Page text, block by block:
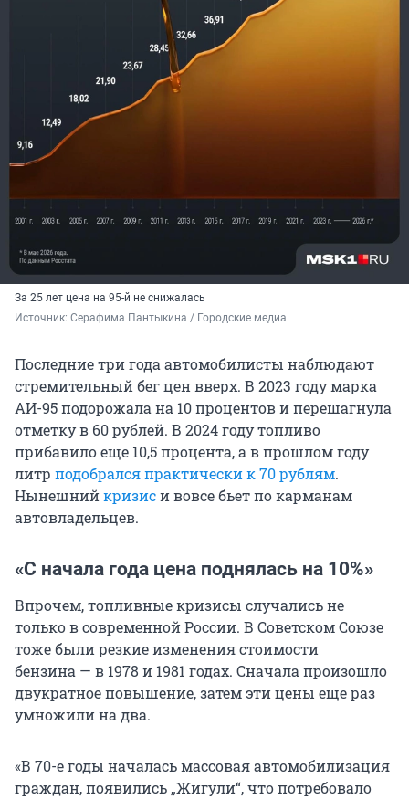
За 25 лет цена на 95-й не снижалась
Источник: Серафима Пантыкина / Городские медиа
Последние три года автомобилисты наблюдают
стремительный бег цен вверх. В 2023 году марка
АИ-95 подорожала на 10 процентов и перешагнула
отметку в 60 рублей. В 2024 году топливо
прибавило еще 10,5 процента, а в прошлом году
литр подобрался практически к 70 рублям.
Нынешнийкризиси вовсе бьет по карманам
автовладельцев.
«С начала года цена поднялась на 10%»
Впрочем, топливные кризисы случались не
только в современной России. В Советском Союзе
тоже были резкие изменения стоимости
бензина — в 1978 и 1981 годах. Сначала произошло
двукратное повышение, затем эти цены еще раз
умножили на два.
«В 70-е годы началась массовая автомобилизация
граждан, появились „Жигули“, что потребовало